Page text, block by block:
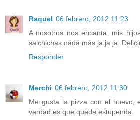
Raquel 06 febrero, 2012 11:23
A nosotros nos encanta, mis
salchichas nada más ja ja ja.
Responder
Merchi 06 febrero, 2012 11:30
Me gusta la pizza con el huevo,
verdad es que queda estupenda.